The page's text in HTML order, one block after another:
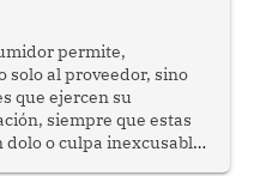
permite,
solo al proveedor, sino
que ejercen su
siempre que estas
o culpa inexcusable